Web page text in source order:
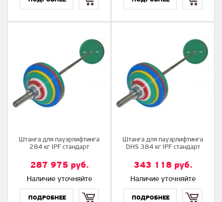
Штанга для пауэрлифтинга
284 кг IPF стандарт
287 975 руб.
Наличие уточняйте
Штанга для пауэрлифтинга
DHS 384 кг IPF стандарт
343 118 руб.
Наличие уточняйте